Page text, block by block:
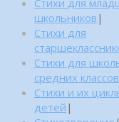
Стихи для
школьников |
Стихи для
Стихи для
средних классов
Стихи и их
детей |